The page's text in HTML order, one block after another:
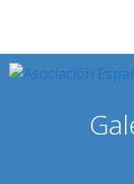
contenido